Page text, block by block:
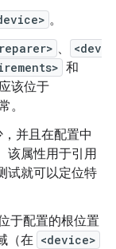
。
、
<dev
和
该位于
。
并且在配置中
该属性用于引用
试就可以定位特
于配置的根位置
（在 <device>